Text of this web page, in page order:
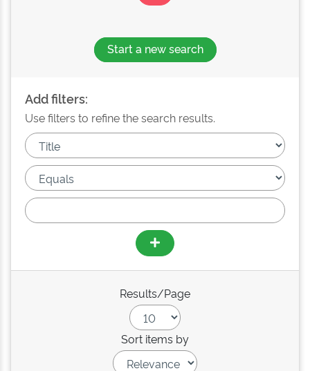
Start a new search
Add filters:
Use filters to refine the search results.
Results/Page
Sort items by